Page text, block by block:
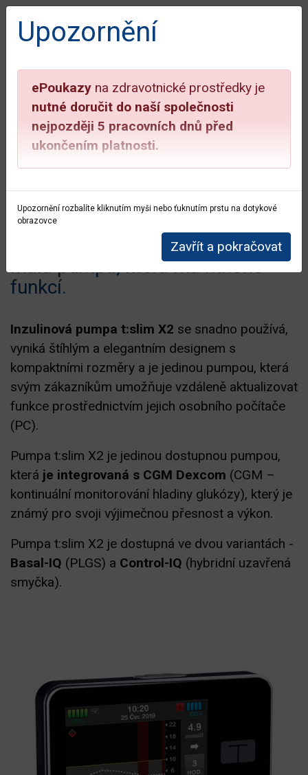
Přihlášení do uživatelské
Email:
info@aimport.cz
Bezplatná linka:800 100 261
ok
Upozornění
ePoukazy na zdravotnické prostředky je
nutné doručit do naší společnosti
nejpozději 5 pracovních dnů před
ukončením platnosti.
Upozornění rozbalíte kliknutím myši nebo ťuknutím prstu na dotykové
obrazovce
Zavřít a pokračovat
HomeTandem
Inzulinová pumpa
t:slim X2™
Malá pumpa, která má mnoho
funkcí.
Inzulinová pumpa t:slim X2 se snadno používá,
vyniká štíhlým a elegantním designem s
kompaktními rozměry a je jedinou pumpou, která
svým zákazníkům umožňuje vzdáleně aktualizovat
funkce prostřednictvím jejich osobního počítače
(PC).
Pumpa t:slim X2 je jedinou dostupnou pumpou,
která je integrovaná s CGM Dexcom (CGM –
kontinuální monitorování hladiny glukózy), který je
známý pro svoji výjimečnou přesnost a výkon.
Pumpa t:slim X2 je dostupná ve dvou variantách -
Basal-IQ (PLGS) a Control-IQ (hybridní uzavřená
smyčka).